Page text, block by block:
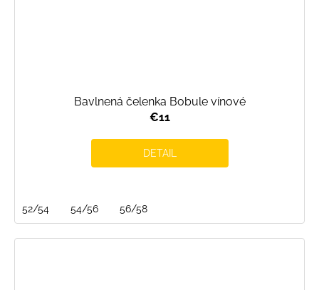
Bavlnená čelenka Bobule vínové
€11
DETAIL
52/54 54/56 56/58